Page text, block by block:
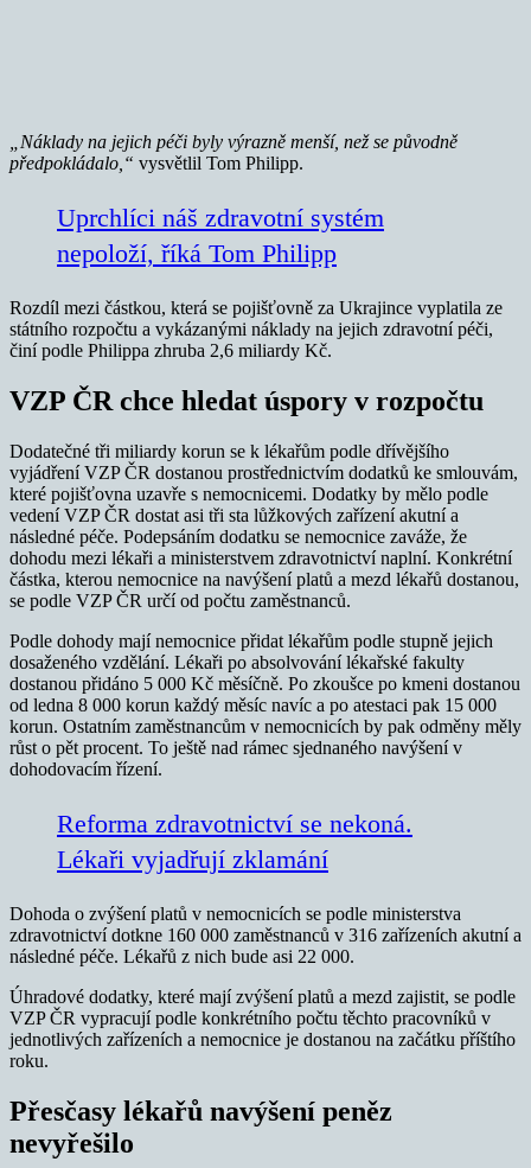
„Náklady na jejich péči byly výrazně menší, než se původně
předpokládalo,“ vysvětlil Tom Philipp.
Uprchlíci náš zdravotní systém
nepoloží, říká Tom Philipp
Rozdíl mezi částkou, která se pojišťovně za Ukrajince vyplatila ze
státního rozpočtu a vykázanými náklady na jejich zdravotní péči,
činí podle Philippa zhruba 2,6 miliardy Kč.
VZP ČR chce hledat úspory v rozpočtu
Dodatečné tři miliardy korun se k lékařům podle dřívějšího
vyjádření VZP ČR dostanou prostřednictvím dodatků ke smlouvám,
které pojišťovna uzavře s nemocnicemi. Dodatky by mělo podle
vedení VZP ČR dostat asi tři sta lůžkových zařízení akutní a
následné péče. Podepsáním dodatku se nemocnice zaváže, že
dohodu mezi lékaři a ministerstvem zdravotnictví naplní. Konkrétní
částka, kterou nemocnice na navýšení platů a mezd lékařů dostanou,
se podle VZP ČR určí od počtu zaměstnanců.
Podle dohody mají nemocnice přidat lékařům podle stupně jejich
dosaženého vzdělání. Lékaři po absolvování lékařské fakulty
dostanou přidáno 5 000 Kč měsíčně. Po zkoušce po kmeni dostanou
od ledna 8 000 korun každý měsíc navíc a po atestaci pak 15 000
korun. Ostatním zaměstnancům v nemocnicích by pak odměny měly
růst o pět procent. To ještě nad rámec sjednaného navýšení v
dohodovacím řízení.
Reforma zdravotnictví se nekoná.
Lékaři vyjadřují zklamání
Dohoda o zvýšení platů v nemocnicích se podle ministerstva
zdravotnictví dotkne 160 000 zaměstnanců v 316 zařízeních akutní a
následné péče. Lékařů z nich bude asi 22 000.
Úhradové dodatky, které mají zvýšení platů a mezd zajistit, se podle
VZP ČR vypracují podle konkrétního počtu těchto pracovníků v
jednotlivých zařízeních a nemocnice je dostanou na začátku příštího
roku.
Přesčasy lékařů navýšení peněz
nevyřešilo